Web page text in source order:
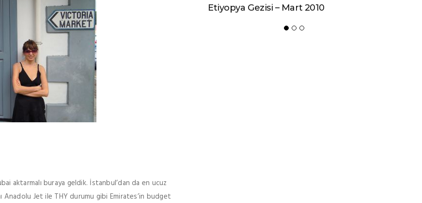
aktarmalı buraya geldik. İstanbul’dan da en ucuz
Anadolu Jet ile THY durumu gibi Emirates’in budget
Ucuza Gezmek İsteyenlere 10 Tüyo!